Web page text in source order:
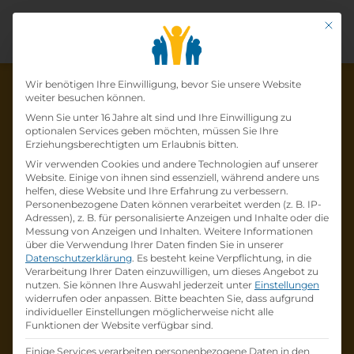
Die Lehrstelle wurde schon
besetzt!
Die LehrstelleLehre Brief- und Paketlogistik
Schwerpunkt Distribution (w/m/d) 8842
Katsch an der MurbeiÖsterreichische Post
ist schonbesetzt.
Firmenprofil besuchen
Andere Lehrstelle suchen
Mit
Datenschutz-
Wir benötigen Ihre Einwilligung, bevor Sie unsere Website
weiter besuchen können.
Wenn Sie unter 16 Jahre alt sind und Ihre Einwilligung zu
optionalen Services geben möchten, müssen Sie Ihre
Erziehungsberechtigten um Erlaubnis bitten.
Wir verwenden Cookies und andere Technologien auf unserer
Website. Einige von ihnen sind essenziell, während andere uns
helfen, diese Website und Ihre Erfahrung zu verbessern.
Personenbezogene Daten können verarbeitet werden (z. B. IP-
Adressen), z. B. für personalisierte Anzeigen und Inhalte oder die
Messung von Anzeigen und Inhalten. Weitere Informationen
über die Verwendung Ihrer Daten finden Sie in unserer
Datenschutzerklärung. Es besteht keine Verpflichtung, in die
Verarbeitung Ihrer Daten einzuwilligen, um dieses Angebot zu
nutzen. Sie können Ihre Auswahl jederzeit unter Einstellungen
widerrufen oder anpassen. Bitte beachten Sie, dass aufgrund
individueller Einstellungen möglicherweise nicht alle
Funktionen der Website verfügbar sind.
Einige Services verarbeiten personenbezogene Daten in den